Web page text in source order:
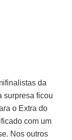
da
surpresa ficou
o Extra do
com um
Nos outros